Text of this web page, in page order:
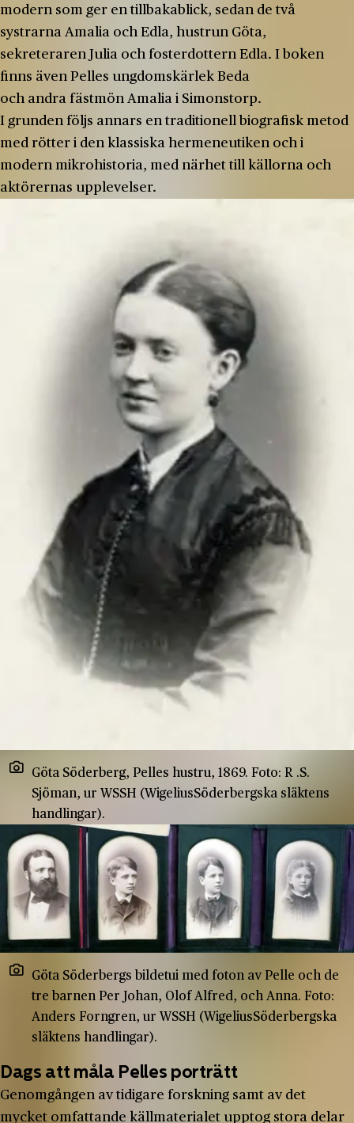
modern som ger en tillbakablick, sedan de två
systrarna Amalia och Edla, hustrun Göta,
sekreteraren Julia och fosterdottern Edla. I boken
finns även Pelles ungdomskärlek Beda
och andra fästmön Amalia i Simonstorp.
I grunden följs annars en traditionell biografisk metod
med rötter i den klassiska hermeneutiken och i
modern mikrohistoria, med närhet till källorna och
aktörernas upplevelser.
Göta Söderberg, Pelles hustru, 1869. Foto: R .S.
Sjöman, ur WSSH (Wigelius­Söderbergska släktens
handlingar).
Göta Söderbergs bildetui med foton av Pelle och de
tre barnen Per Johan, Olof Alfred, och Anna. Foto:
Anders Forngren, ur WSSH (Wigelius­Söderbergska
släktens handlingar).
Dags att måla Pelles porträtt
Genomgången av tidigare forskning samt av det
mycket omfattande källmaterialet upptog stora delar